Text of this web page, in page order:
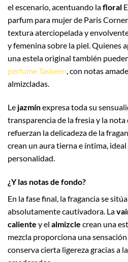
el escenario, acentuando lafloral
parfum para mujer de Paris
textura aterciopelada y
y femenina sobre la piel. Quienes
una estela original también
perfume Taskeen, con notas
almizcladas.
Le jazmínexpresa toda su
transparencia de la fresia y la
refuerzan la delicadeza de la
crean un aura tierna e íntima,
personalidad.
¿Y las notas de fondo?
En la fase final, la fragancia se
absolutamente cautivadora. La
caliente y el almizcle crean una
mezcla proporciona una
conserva cierta ligereza gracias a